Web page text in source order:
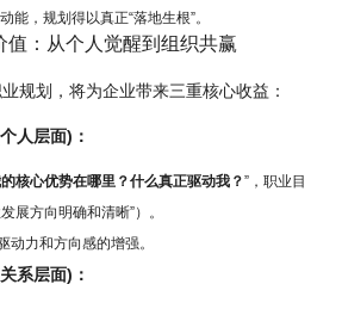
能，规划得以真正“落地生根”。
值：从个人觉醒到组织共赢
规划，将为企业带来三重核心收益：
人层面)：
核心优势在哪里？什么真正驱动我？”，职业目
展方向明确和清晰”）。
动力和方向感的增强。
系层面)：